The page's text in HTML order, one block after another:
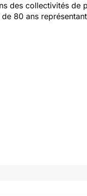
des collectivités de
80 ans